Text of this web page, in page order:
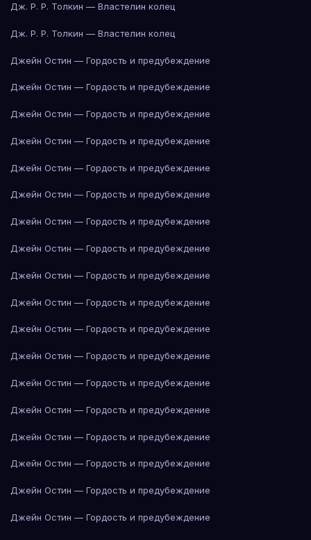
Дж. Р. Р. Толкин — Властелин колец
Дж. Р. Р. Толкин — Властелин колец
Джейн Остин — Гордость и предубеждение
Джейн Остин — Гордость и предубеждение
Джейн Остин — Гордость и предубеждение
Джейн Остин — Гордость и предубеждение
Джейн Остин — Гордость и предубеждение
Джейн Остин — Гордость и предубеждение
Джейн Остин — Гордость и предубеждение
Джейн Остин — Гордость и предубеждение
Джейн Остин — Гордость и предубеждение
Джейн Остин — Гордость и предубеждение
Джейн Остин — Гордость и предубеждение
Джейн Остин — Гордость и предубеждение
Джейн Остин — Гордость и предубеждение
Джейн Остин — Гордость и предубеждение
Джейн Остин — Гордость и предубеждение
Джейн Остин — Гордость и предубеждение
Джейн Остин — Гордость и предубеждение
Джейн Остин — Гордость и предубеждение